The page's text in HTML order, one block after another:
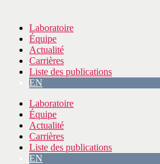
Laboratoire
Équipe
Actualité
Carrières
Liste des publications
EN
Laboratoire
Équipe
Actualité
Carrières
Liste des publications
EN